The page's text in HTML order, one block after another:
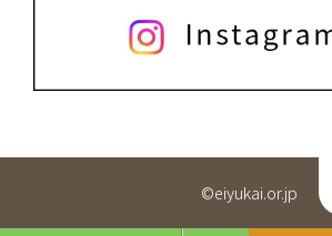
©eiyukai.or.jp